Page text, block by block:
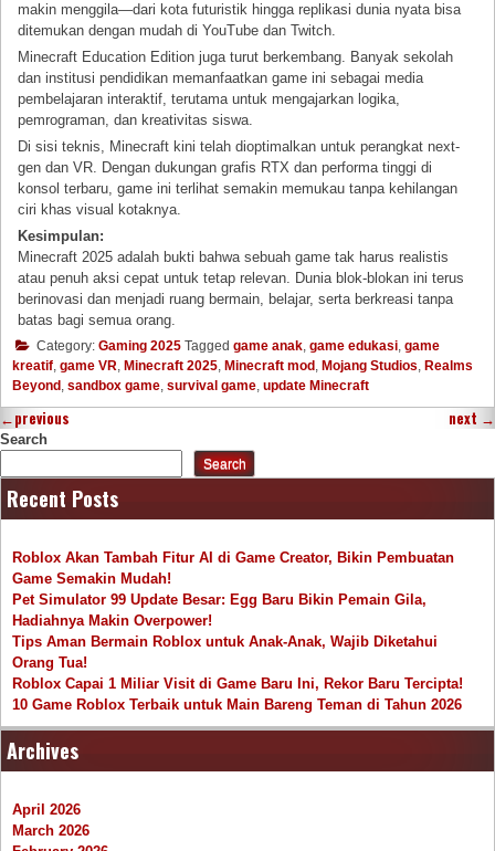
makin menggila—dari kota futuristik hingga replikasi dunia nyata bisa
ditemukan dengan mudah di YouTube dan Twitch.
Minecraft Education Edition juga turut berkembang. Banyak sekolah
dan institusi pendidikan memanfaatkan game ini sebagai media
pembelajaran interaktif, terutama untuk mengajarkan logika,
pemrograman, dan kreativitas siswa.
Di sisi teknis, Minecraft kini telah dioptimalkan untuk perangkat next-
gen dan VR. Dengan dukungan grafis RTX dan performa tinggi di
konsol terbaru, game ini terlihat semakin memukau tanpa kehilangan
ciri khas visual kotaknya.
Kesimpulan:
Minecraft 2025 adalah bukti bahwa sebuah game tak harus realistis
atau penuh aksi cepat untuk tetap relevan. Dunia blok-blokan ini terus
berinovasi dan menjadi ruang bermain, belajar, serta berkreasi tanpa
batas bagi semua orang.
Category: Gaming 2025 Tagged game anak, game edukasi, game
kreatif, game VR, Minecraft 2025, Minecraft mod , Mojang Studios, Realms
Beyond , sandbox game, survival game, update Minecraft
←previous next →
Search
Search
Recent Posts
Roblox Akan Tambah Fitur AI di Game Creator, Bikin Pembuatan
Game Semakin Mudah!
Pet Simulator 99 Update Besar: Egg Baru Bikin Pemain Gila,
Hadiahnya Makin Overpower!
Tips Aman Bermain Roblox untuk Anak-Anak, Wajib Diketahui
Orang Tua!
Roblox Capai 1 Miliar Visit di Game Baru Ini, Rekor Baru Tercipta!
10 Game Roblox Terbaik untuk Main Bareng Teman di Tahun 2026
Archives
April 2026
March 2026